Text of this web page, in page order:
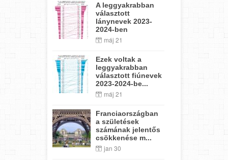
A leggyakrabban
választott
lánynevek 2023-
2024-ben
máj 21
Ezek voltak a
leggyakrabban
választott fiúnevek
2023-2024-be...
máj 21
Franciaországban
a születések
számának jelentős
csökkenése m...
jan 30